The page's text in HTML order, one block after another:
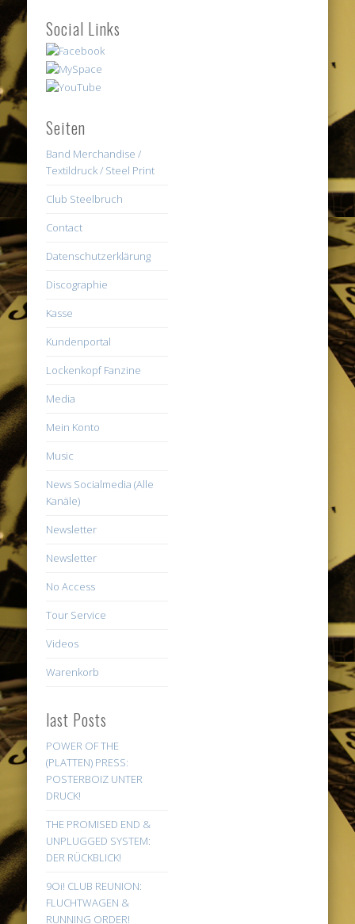
Social Links
Seiten
Band Merchandise /
Textildruck / Steel Print
Club Steelbruch
Contact
Datenschutzerklärung
Discographie
Kasse
Kundenportal
Lockenkopf Fanzine
Media
Mein Konto
Music
News Socialmedia (Alle
Kanäle)
Newsletter
Newsletter
No Access
Tour Service
Videos
Warenkorb
last Posts
POWER OF THE
(PLATTEN) PRESS:
POSTERBOIZ UNTER
DRUCK!
THE PROMISED END &
UNPLUGGED SYSTEM:
DER RÜCKBLICK!
9Oi! CLUB REUNION:
FLUCHTWAGEN &
RUNNING ORDER!